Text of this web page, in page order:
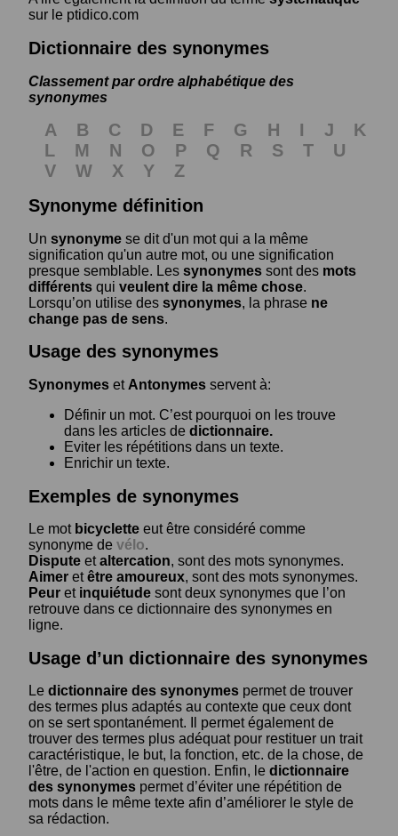
sur le ptidico.com
Dictionnaire des synonymes
Classement par ordre alphabétique des
synonymes
A B C D E F G H I J
K
L
M N O P Q R S T
U
V
W X Y
Z
Synonyme définition
Un synonyme se dit d'un mot qui a la même
signification qu'un autre mot, ou une signification
presque semblable. Les synonymes sont des mots
différents qui veulent dire la même chose.
Lorsqu’on utilise des synonymes, la phrase ne
change pas de sens.
Usage des synonymes
Synonymes et Antonymes servent à:
Définir un mot. C’est pourquoi on les trouve
dans les articles de dictionnaire.
Eviter les répétitions dans un texte.
Enrichir un texte.
Exemples de synonymes
Le mot bicyclette eut être considéré comme
synonyme de vélo.
Dispute etaltercation, sont des mots synonymes.
Aimer etêtre amoureux, sont des mots synonymes.
Peur et inquiétude sont deux synonymes que l’on
retrouve dans ce dictionnaire des synonymes en
ligne.
Usage d’un dictionnaire des synonymes
Le dictionnaire des synonymes permet de trouver
des termes plus adaptés au contexte que ceux dont
on se sert spontanément. Il permet également de
trouver des termes plus adéquat pour restituer un trait
caractéristique, le but, la fonction, etc. de la chose, de
l'être, de l'action en question. Enfin, le dictionnaire
des synonymes permet d’éviter une répétition de
mots dans le même texte afin d’améliorer le style de
sa rédaction.